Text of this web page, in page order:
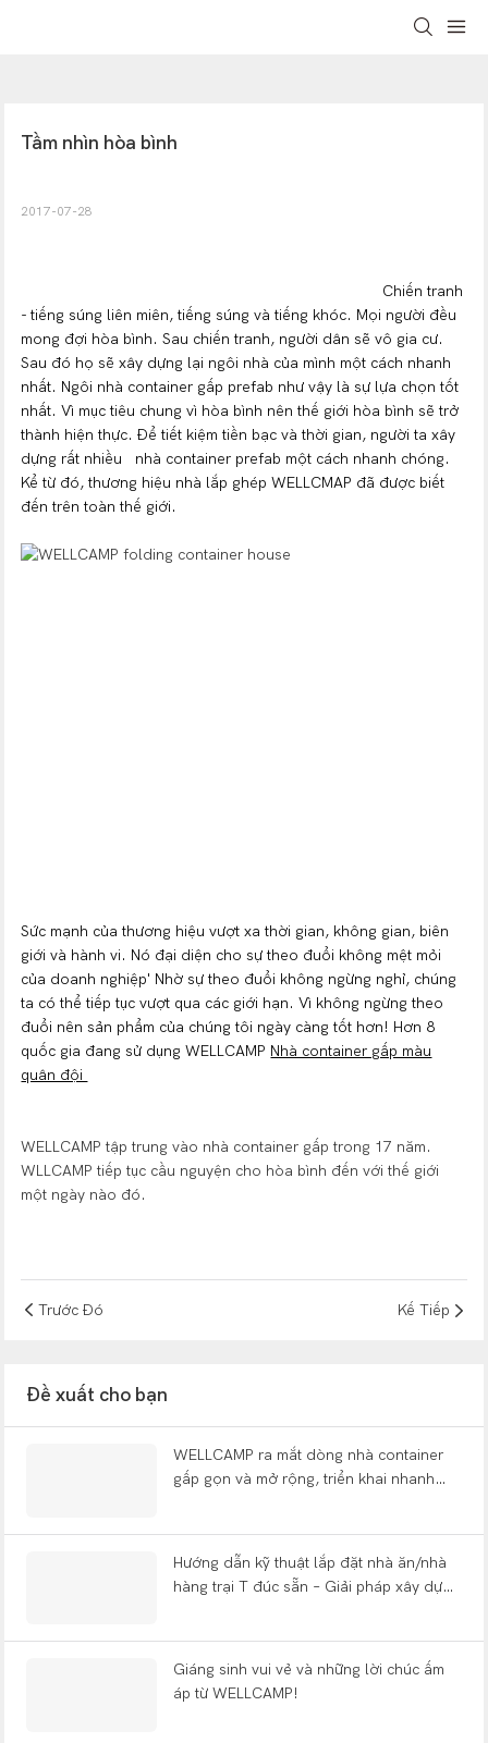
Tầm nhìn hòa bình
2017-07-28
Chiến tranh
- tiếng súng liên miên, tiếng súng và tiếng khóc. Mọi người đều
mong đợi hòa bình. Sau chiến tranh, người dân sẽ vô gia cư.
Sau đó họ sẽ xây dựng lại ngôi nhà của mình một cách nhanh
nhất. Ngôi nhà container gấp prefab như vậy là sự lựa chọn tốt
nhất. Vì mục tiêu chung vì hòa bình nên thế giới hòa bình sẽ trở
thành hiện thực. Để tiết kiệm tiền bạc và thời gian, người ta xây
dựng rất nhiều
nhà container prefab một cách nhanh chóng.
Kể từ đó, thương hiệu nhà lắp ghép WELLCMAP đã được biết
đến trên toàn thế giới.
Sức mạnh của thương hiệu vượt xa thời gian, không gian, biên
giới và hành vi. Nó đại diện cho sự theo đuổi không mệt mỏi
của doanh nghiệp' Nhờ sự theo đuổi không ngừng nghỉ, chúng
ta có thể tiếp tục vượt qua các giới hạn. Vì không ngừng theo
đuổi nên sản phẩm của chúng tôi ngày càng tốt hơn! Hơn 8
quốc gia đang sử dụng WELLCAMP Nhà container gấp màu
quân đội
WELLCAMP tập trung vào nhà container gấp trong 17 năm.
WLLCAMP tiếp tục cầu nguyện cho hòa bình đến với thế giới
một ngày nào đó.
Trước Đó Kế Tiếp
Đề xuất cho bạn
WELLCAMP ra mắt dòng nhà container
gấp gọn và mở rộng, triển khai nhanh
Hướng dẫn kỹ thuật lắp đặt nhà ăn/nhà
hàng trại T đúc sẵn – Giải pháp xây dựng
Giáng sinh vui vẻ và những lời chúc ấm
áp từ WELLCAMP!